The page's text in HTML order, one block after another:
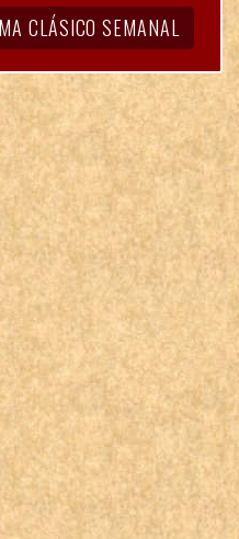
CLÁSICO SEMANAL